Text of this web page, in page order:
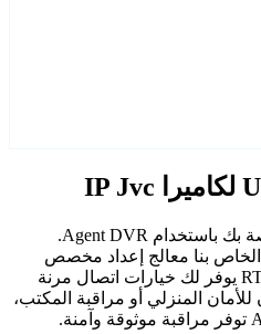
قم بتكوين Jvc كاميرات IP الخاصة بك باستخدام Agent DVR.
الخاص بنا معالج إعداد مخصص
لطرز Jvc، وتوافق ONVIF و RTSP يوفر لك خيارات اتصال مرنة
المنزلي أو مراقبة المكتب،